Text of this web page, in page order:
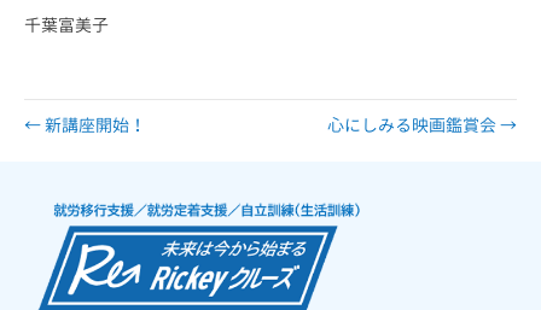
千葉富美子
← 新講座開始！ 心にしみる映画鑑賞会 →